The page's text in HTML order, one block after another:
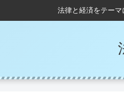
法律と経済をテーマ